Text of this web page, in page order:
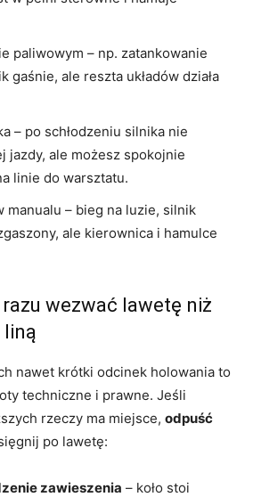
paliwowym – np. zatankowanie
gaśnie, ale reszta układów działa
– po schłodzeniu silnika nie
jazdy, ale możesz spokojnie
linie do warsztatu.
manualu – bieg na luzie, silnik
ale kierownica i hamulce
wezwać lawetę niż
liną
nawet krótki odcinek holowania to
techniczne i prawne. Jeśli
rzeczy ma miejsce, odpuść
po lawetę:
zawieszenia – koło stoi